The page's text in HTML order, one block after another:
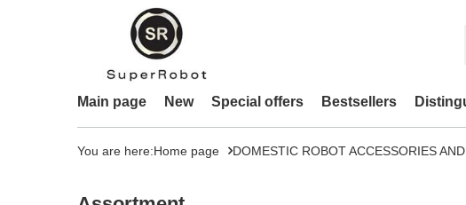
Main page New Special offers Bestsellers
You are here:Home page DOMESTIC ROBOT ACCESSORIES